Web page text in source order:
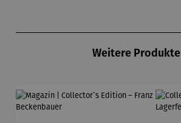
Weitere Produkte